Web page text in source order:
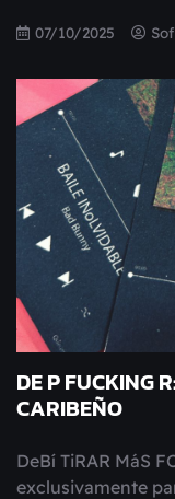
07/10/2025
DE P FUCKING
CARIBEÑO
DeBí TiRAR MáS
exclusivamente